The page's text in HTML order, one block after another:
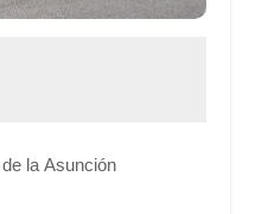
la Asunción